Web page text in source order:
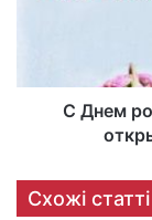
С Днем
Схожі статті